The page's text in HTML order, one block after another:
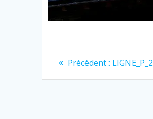
Navigation
de
Précédent : Article
LIGNE_P_2